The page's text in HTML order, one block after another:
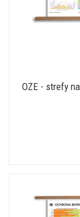
OZE - strefy